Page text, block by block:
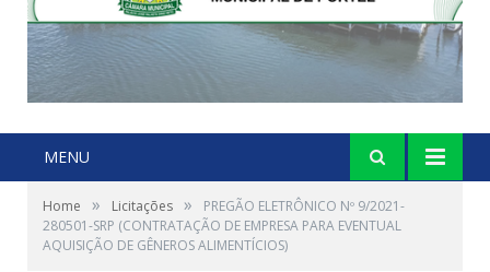
MENU
Home » Licitações »
PREGÃO ELETRÔNICO Nº 9/2021-
280501-SRP (CONTRATAÇÃO DE EMPRESA PARA EVENTUAL
AQUISIÇÃO DE GÊNEROS ALIMENTÍCIOS)